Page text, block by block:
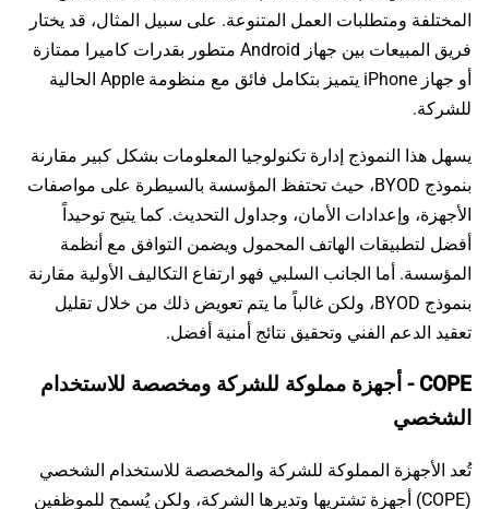
المختلفة ومتطلبات العمل المتنوعة. على سبيل المثال، قد يختار
فريق المبيعات بين جهاز Android متطور بقدرات كاميرا ممتازة
أو جهاز iPhone يتميز بتكامل فائق مع منظومة Apple الحالية
للشركة.
يسهل هذا النموذج إدارة تكنولوجيا المعلومات بشكل كبير مقارنة
بنموذج BYOD، حيث تحتفظ المؤسسة بالسيطرة على مواصفات
الأجهزة، وإعدادات الأمان، وجداول التحديث. كما يتيح توحيداً
أفضل لتطبيقات الهاتف المحمول ويضمن التوافق مع أنظمة
المؤسسة. أما الجانب السلبي فهو ارتفاع التكاليف الأولية مقارنة
بنموذج BYOD، ولكن غالباً ما يتم تعويض ذلك من خلال تقليل
تعقيد الدعم الفني وتحقيق نتائج أمنية أفضل.
COPE - أجهزة مملوكة للشركة ومخصصة للاستخدام
الشخصي
تُعد الأجهزة المملوكة للشركة والمخصصة للاستخدام الشخصي
(COPE) أجهزة تشتريها وتديرها الشركة، ولكن يُسمح للموظفين